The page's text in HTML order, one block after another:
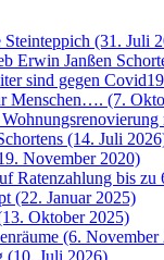
(31. Juli
Erwin Janßen
sind gegen
Menschen…. (7.
(14. Juli
November 2020)
Ratenzahlung bis
(22. Januar 2025)
Oktober 2025)
(6. November
(10. Juli 2026)